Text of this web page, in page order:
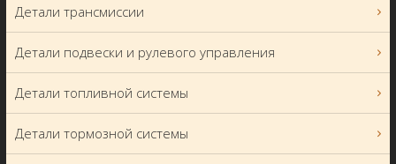
Детали трансмиссии
Детали подвески и рулевого управления
Детали топливной системы
Детали тормозной системы